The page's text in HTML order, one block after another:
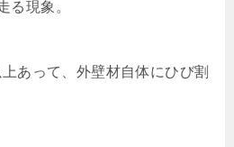
る現象。
あって、外壁材自体にひび割